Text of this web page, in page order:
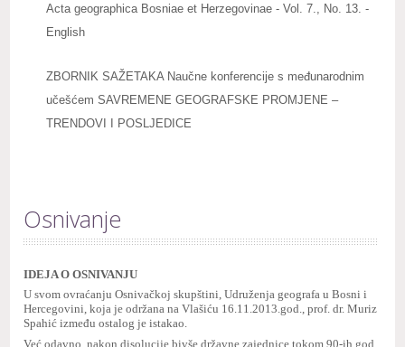
Acta geographica Bosniae et Herzegovinae - Vol. 7., No. 13. -
English
ZBORNIK SAŽETAKA Naučne konferencije s međunarodnim
učešćem SAVREMENE GEOGRAFSKE PROMJENE –
TRENDOVI I POSLJEDICE
Osnivanje
IDEJA O OSNIVANJU
U svom ovraćanju Osnivačkoj skupštini, Udruženja geografa u Bosni i
Hercegovini, koja je održana na Vlašiću 16.11.2013.god., prof. dr. Muriz
Spahić između ostalog je istakao.
Već odavno, nakon disolucije bivše državne zajednice tokom 90-ih god